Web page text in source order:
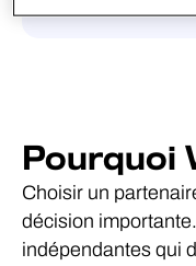
Pourquoi
Choisir un
décision
indépendantes qui